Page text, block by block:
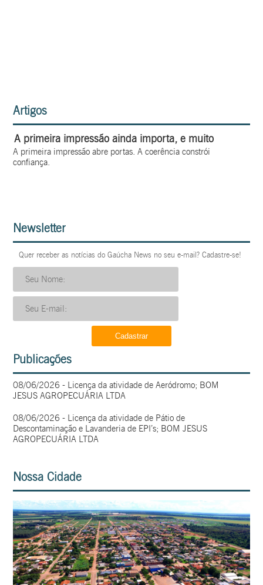
Artigos
A primeira impressão ainda importa, e muito
A primeira impressão abre portas. A coerência constrói
confiança.
Newsletter
Quer receber as notícias do Gaúcha News no seu e-mail? Cadastre-se!
Publicações
08/06/2026 - Licença da atividade de Aeródromo; BOM
JESUS AGROPECUÁRIA LTDA
08/06/2026 - Licença da atividade de Pátio de
Descontaminação e Lavanderia de EPI’s; BOM JESUS
AGROPECUÁRIA LTDA
Nossa Cidade